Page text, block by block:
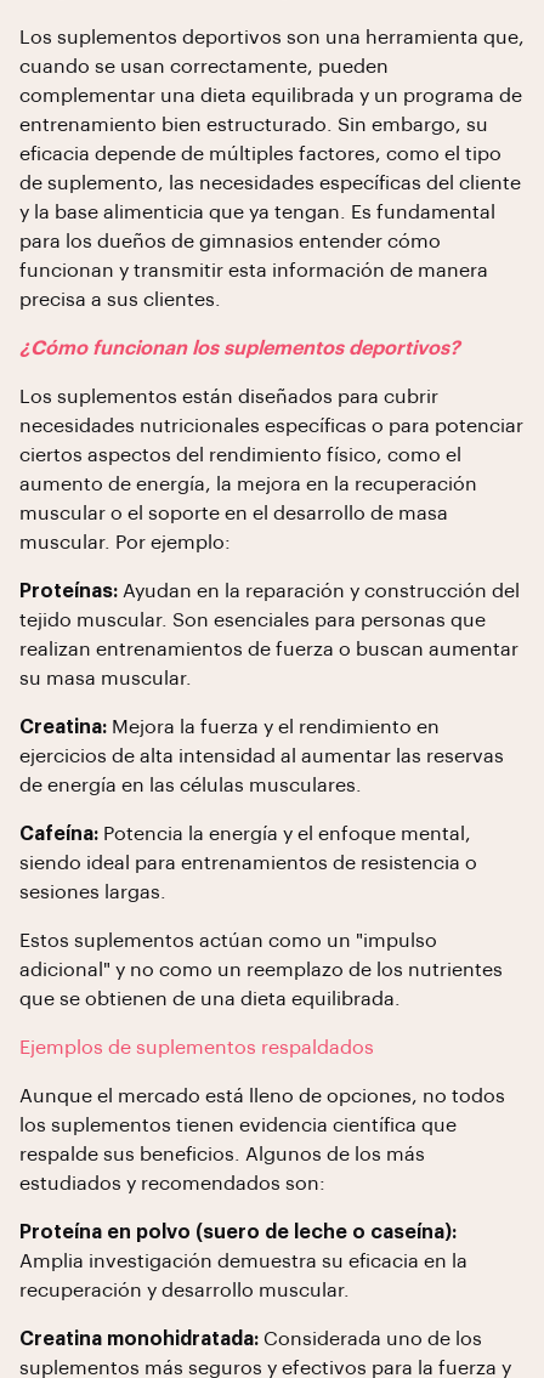
Los suplementos deportivos son una herramienta que,
cuando se usan correctamente, pueden
complementar una dieta equilibrada y un programa de
entrenamiento bien estructurado. Sin embargo, su
eficacia depende de múltiples factores, como el tipo
de suplemento, las necesidades específicas del cliente
y la base alimenticia que ya tengan. Es fundamental
para los dueños de gimnasios entender cómo
funcionan y transmitir esta información de manera
precisa a sus clientes.
¿Cómo funcionan los suplementos deportivos?
Los suplementos están diseñados para cubrir
necesidades nutricionales específicas o para potenciar
ciertos aspectos del rendimiento físico, como el
aumento de energía, la mejora en la recuperación
muscular o el soporte en el desarrollo de masa
muscular. Por ejemplo:
Proteínas: Ayudan en la reparación y construcción del
tejido muscular. Son esenciales para personas que
realizan entrenamientos de fuerza o buscan aumentar
su masa muscular.
Creatina: Mejora la fuerza y el rendimiento en
ejercicios de alta intensidad al aumentar las reservas
de energía en las células musculares.
Cafeína: Potencia la energía y el enfoque mental,
siendo ideal para entrenamientos de resistencia o
sesiones largas.
Estos suplementos actúan como un "impulso
adicional" y no como un reemplazo de los nutrientes
que se obtienen de una dieta equilibrada.
Ejemplos de suplementos respaldados
Aunque el mercado está lleno de opciones, no todos
los suplementos tienen evidencia científica que
respalde sus beneficios. Algunos de los más
estudiados y recomendados son:
Proteína en polvo (suero de leche o caseína):
Amplia investigación demuestra su eficacia en la
recuperación y desarrollo muscular.
Creatina monohidratada: Considerada uno de los
suplementos más seguros y efectivos para la fuerza y